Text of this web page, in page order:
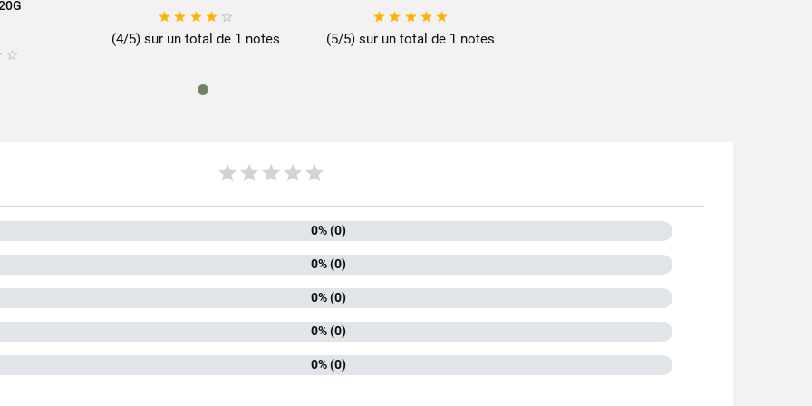
faire des produits SABAROT sur www.sabarot.com/actualites-et-recettes/actus-recettes/recettes/
Fiche technique
Sachet plastique
Petit Épeautre du Velay
produit Fabriqué en France
Référence

    
(4/5) sur un total de 1 notes
    
(5/5) sur un total de 1 notes
0% (0)
0% (0)
0% (0)
0% (0)
0% (0)